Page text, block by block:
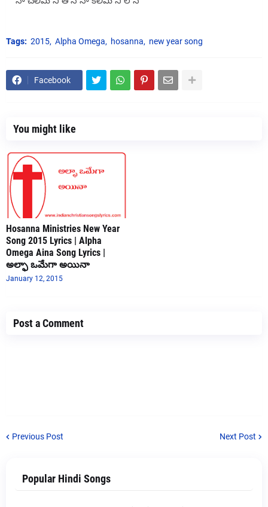
Tags: 2015 Alpha Omega hosanna new year song
Facebook
You might like
Hosanna Ministries New Year
Song 2015 Lyrics | Alpha
Omega Aina Song Lyrics |
అల్ఫా ఒమేగా అయినా
January 12, 2015
Post a Comment
Previous Post Next Post
Popular Hindi Songs